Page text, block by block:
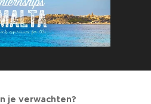
je verwachten?